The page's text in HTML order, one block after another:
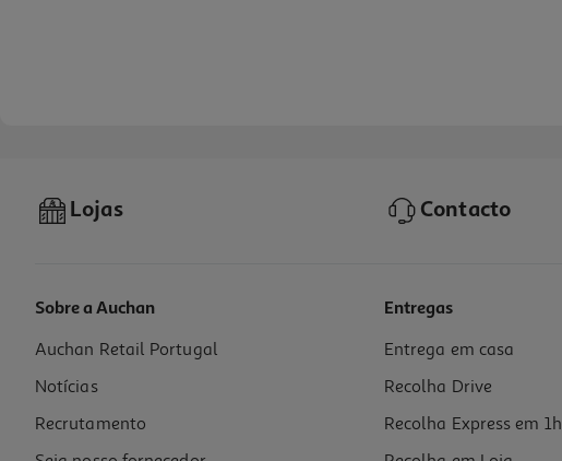
Vinho Rosé Qura Douro 0.75l
19.99 €/Lt
14,99 €
Lojas Contacto
Sobre a Auchan
Auchan Retail Portugal
Notícias
Recrutamento
Entregas
Entrega em casa
Recolha Drive
Recolha Express em 1h